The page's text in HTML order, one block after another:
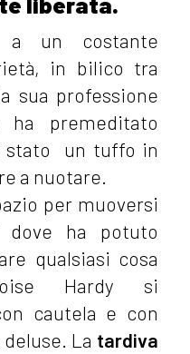
a un costante
in bilico tra
sua professione
premeditato
stato un tuffo in
a nuotare.
per muoversi
dove ha potuto
qualsiasi cosa
Hardy si
cautela e con
La tardiva